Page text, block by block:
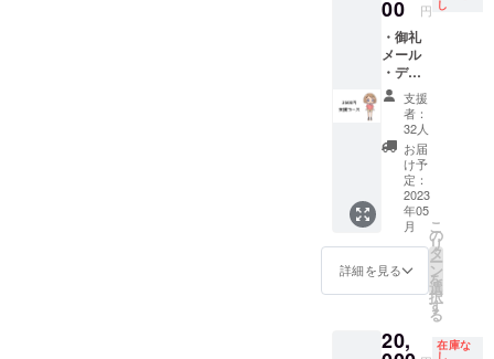
ター名
／団体
名など
いずれ
でも構
いませ
んが、
良識の
あるお
名前で
お願い
いたし
ます。
※支援
ず備考
欄に掲
るお名
だし半
角カナ
は不
可）以
内とさ
せて頂
きま
す。記
号等不
可。ま
た、本
名／ハ
ンドル
ネーム
／キャ
ラク
いずれ
―― ・
特製ア
クリル
スタン
ド ※ク
レジッ
ト名は
全角8文
字（半
角16文
字、た
だし半
角カナ
は不
可）以
す。記
00 円 し
・御礼
メール
・デジ
タルコ
ンテ&設
定資料
集 ・オ
ンライ
ン試写
会参加
権 ・京
都編ED
ロール
お名前
掲載
―― ・
の上映
イベン
支援
者：
32人
お届
け予
定：
2023
年05
月
詳細を見る
こ
の
リ
タ
ー
ン
を
選
択
す
る
20, 在庫な
し